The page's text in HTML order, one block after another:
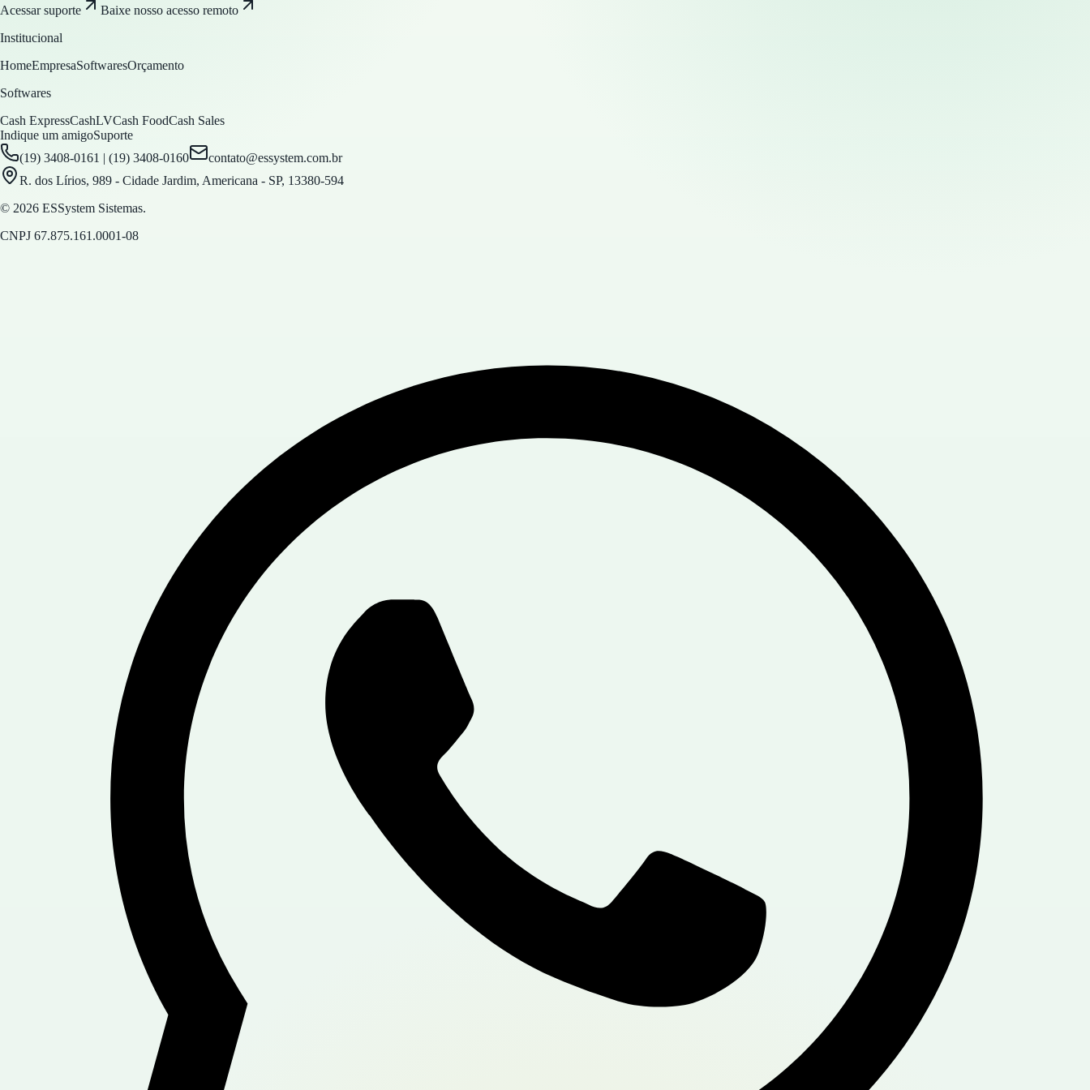
Acessar suporte
Baixe nosso acesso remoto
Institucional
HomeEmpresaSoftwaresOrçamento
Softwares
Cash ExpressCashLVCash FoodCash Sales
Indique um amigoSuporte
(19) 3408-0161 | (19) 3408-0160
contato@essystem.com.br
R. dos Lírios, 989 - Cidade Jardim, Americana - SP, 13380-594
© 2026 ESSystem Sistemas.
CNPJ 67.875.161.0001-08